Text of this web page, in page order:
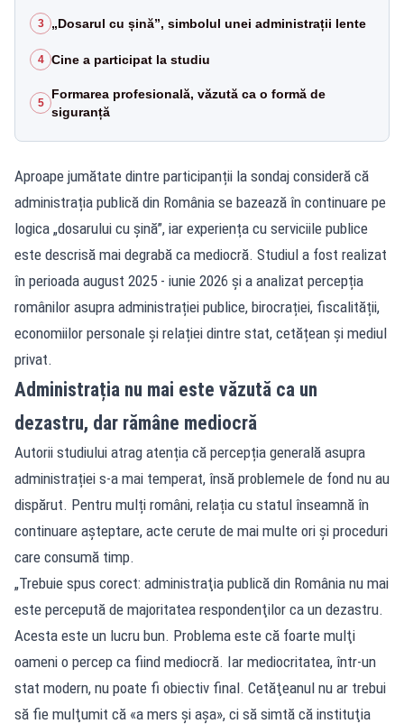
3 „Dosarul cu șină”, simbolul unei administrații lente
4 Cine a participat la studiu
5
Formarea profesională, văzută ca o formă de
siguranță
Aproape jumătate dintre participanții la sondaj consideră că
administrația publică din România se bazează în continuare pe
logica „dosarului cu șină”, iar experiența cu serviciile publice
este descrisă mai degrabă ca mediocră. Studiul a fost realizat
în perioada august 2025 - iunie 2026 și a analizat percepția
românilor asupra administrației publice, birocrației, fiscalității,
economiilor personale și relației dintre stat, cetățean și mediul
privat.
Administrația nu mai este văzută ca un
dezastru, dar rămâne mediocră
Autorii studiului atrag atenția că percepția generală asupra
administrației s-a mai temperat, însă problemele de fond nu au
dispărut. Pentru mulți români, relația cu statul înseamnă în
continuare așteptare, acte cerute de mai multe ori și proceduri
care consumă timp.
„Trebuie spus corect: administraţia publică din România nu mai
este percepută de majoritatea respondenţilor ca un dezastru.
Acesta este un lucru bun. Problema este că foarte mulţi
oameni o percep ca fiind mediocră. Iar mediocritatea, într-un
stat modern, nu poate fi obiectiv final. Cetăţeanul nu ar trebui
să fie mulţumit că «a mers şi aşa», ci să simtă că instituţia